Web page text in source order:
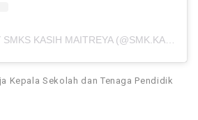
A POST SHARED BY SMKS KASIH MAITREYA (@SMK.KASIHMAITREYA)
Kepala Sekolah dan Tenaga Pendidik